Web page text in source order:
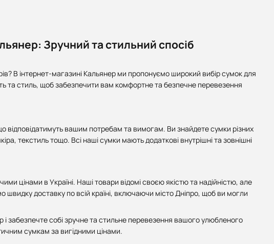
Зручний та стильний спосіб
В інтернет-магазині Кальянер ми пропонуємо широкий вибір сумок для
та стиль, щоб забезпечити вам комфортне та безпечне перевезення
відповідатимуть вашим потребам та вимогам. Ви знайдете сумки різних
текстиль тощо. Всі наші сумки мають додаткові внутрішні та зовнішні
цінами в Україні. Наші товари відомі своєю якістю та надійністю, але
доставку по всій країні, включаючи місто Дніпро, щоб ви могли
і забезпечте собі зручне та стильне перевезення вашого улюбленого
сумкам за вигідними цінами.